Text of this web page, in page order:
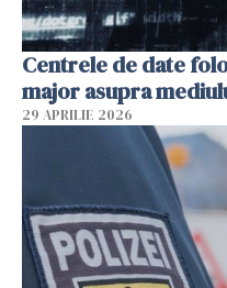
Centrele de date
major asupra
29 APRILIE 2026